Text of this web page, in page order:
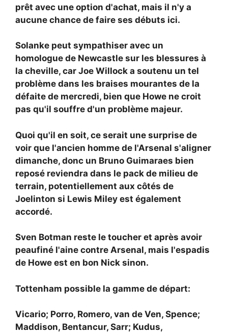
prêt avec une option d'achat, mais il n'y a
aucune chance de faire ses débuts ici.
Solanke peut sympathiser avec un
homologue de Newcastle sur les blessures à
la cheville, car Joe Willock a soutenu un tel
problème dans les braises mourantes de la
défaite de mercredi, bien que Howe ne croit
pas qu'il souffre d'un problème majeur.
Quoi qu'il en soit, ce serait une surprise de
voir que l'ancien homme de l'Arsenal s'aligner
dimanche, donc un Bruno Guimaraes bien
reposé reviendra dans le pack de milieu de
terrain, potentiellement aux côtés de
Joelinton si Lewis Miley est également
accordé.
Sven Botman reste le toucher et après avoir
peaufiné l'aine contre Arsenal, mais l'espadis
de Howe est en bon Nick sinon.
Tottenham possible la gamme de départ:
Vicario; Porro, Romero, van de Ven, Spence;
Maddison, Bentancur, Sarr; Kudus,